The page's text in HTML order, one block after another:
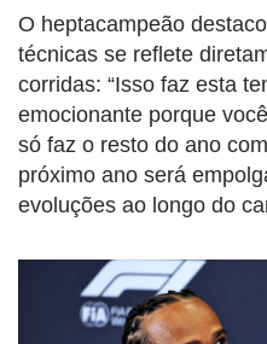
O heptacampeão
técnicas se reflete
corridas: “Isso faz esta
emocionante porque
só faz o resto do ano
próximo ano será
evoluções ao longo do